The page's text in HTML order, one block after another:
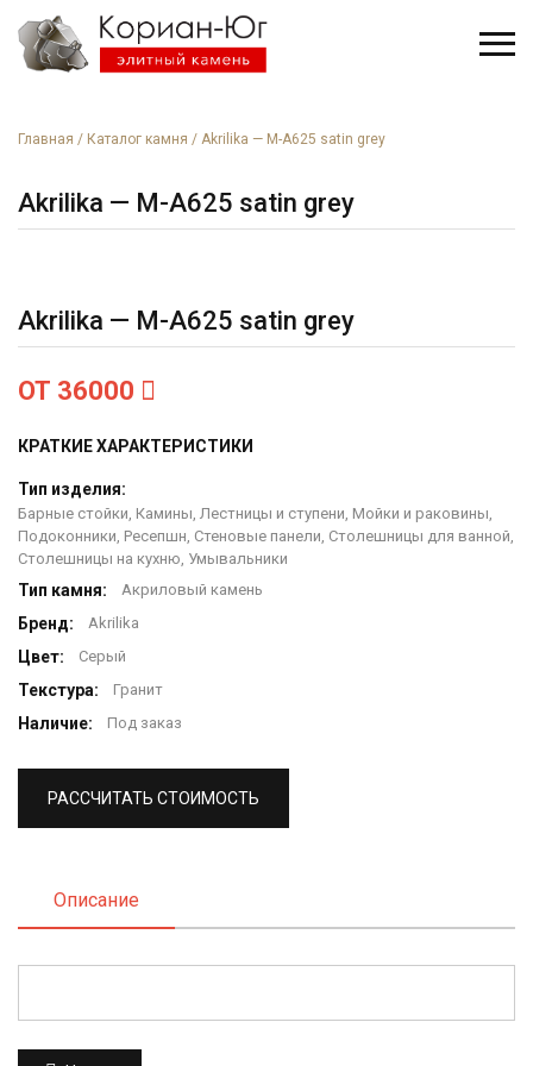
Главная / Каталог камня / Akrilika — M-A625 satin grey
Akrilika — M-A625 satin grey
Akrilika — M-A625 satin grey
ОТ 36000
КРАТКИЕ ХАРАКТЕРИСТИКИ
Тип изделия:
Барные стойки, Камины, Лестницы и ступени, Мойки и раковины,
Подоконники, Ресепшн, Стеновые панели, Столешницы для ванной,
Столешницы на кухню, Умывальники
Тип камня: Акриловый камень
Бренд: Akrilika
Цвет: Серый
Текстура: Гранит
Наличие: Под заказ
РАССЧИТАТЬ СТОИМОСТЬ
Описание